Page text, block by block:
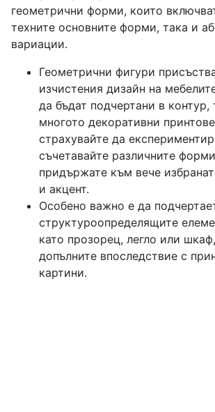
геометрични форми, които
техните основните форми, така и
вариации.
Геометрични фигури
изчистения дизайн на
да бъдат подчертани в контур,
многото декоративни
страхувайте да
съчетавайте различните
придържате към вече
и акцент.
Особено важно е да
структуроопределящите
като прозорец, легло или
допълните впоследствие с
картини.